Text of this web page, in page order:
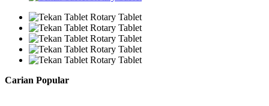
Carian Popular